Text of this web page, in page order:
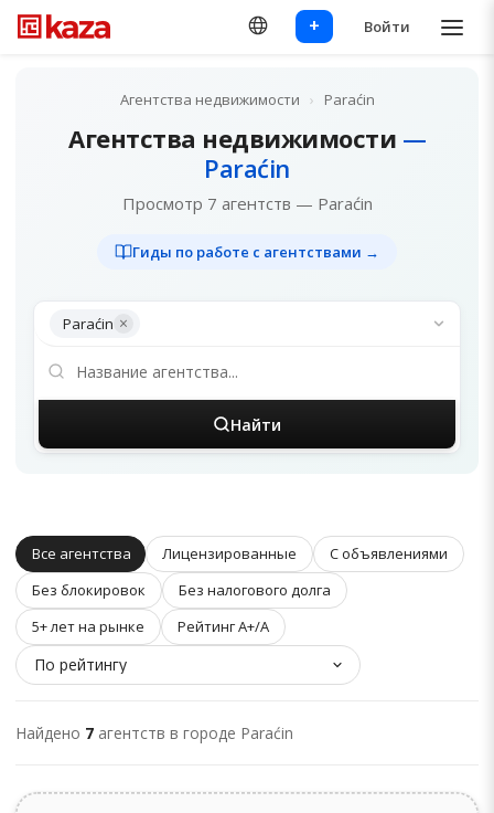
+ Войти
Агентства недвижимости › Paraćin
Агентства недвижимости —
Paraćin
Просмотр 7 агентств — Paraćin
Гиды по работе с агентствами →
Paraćin ×
Найти
Все агентства Лицензированные
С объявлениями
Без блокировок
Без налогового долга
5+ лет на рынке
Рейтинг A+/A
Найдено 7 агентств в городе Paraćin